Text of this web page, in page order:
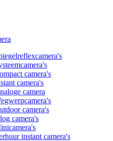
camera's
camera's
camera
camera's
camera's
instant camera's